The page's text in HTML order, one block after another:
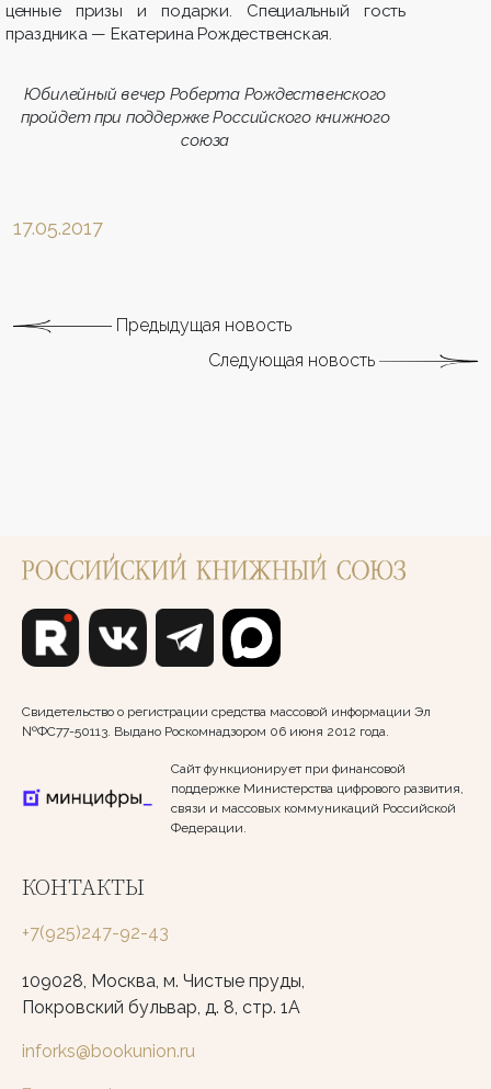
ценные призы и подарки. Специальный гость
праздника — Екатерина Рождественская.
Юбилейный вечер Роберта Рождественского
пройдет при поддержке Российского книжного
союза
17.05.2017
Предыдущая новость
Следующая новость
Свидетельство о регистрации средства массовой информации Эл
№ФС77-50113. Выдано Роскомнадзором 06 июня 2012 года.
Сайт функционирует при финансовой
поддержке Министерства цифрового развития,
связи и массовых коммуникаций Российской
Федерации.
КОНТАКТЫ
+7(925)247-92-43
109028, Москва, м. Чистые пруды,
Покровский бульвар, д. 8, стр. 1А
inforks@bookunion.ru